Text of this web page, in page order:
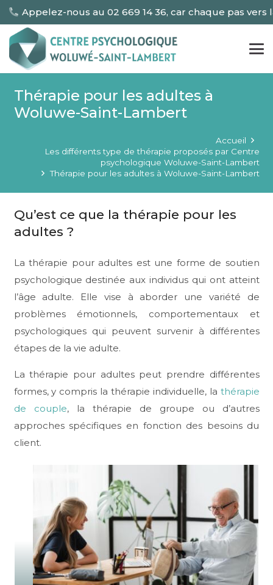
Appelez-nous au 02 669 14 36, car chaque pas
Thérapie pour les adultes à
Woluwe-Saint-Lambert
Accueil
Les différents type de thérapie proposés par Centre
psychologique Woluwe-Saint-Lambert
Thérapie pour les adultes à Woluwe-Saint-Lambert
Qu’est ce que la thérapie pour les
adultes ?
La thérapie pour adultes est une forme de soutien
psychologique destinée aux individus qui ont atteint
l’âge adulte. Elle vise à aborder une variété de
problèmes émotionnels, comportementaux et
psychologiques qui peuvent survenir à différentes
étapes de la vie adulte.
La thérapie pour adultes peut prendre différentes
formes, y compris la thérapie individuelle, la thérapie
de couple, la thérapie de groupe ou d’autres
approches spécifiques en fonction des besoins du
client.